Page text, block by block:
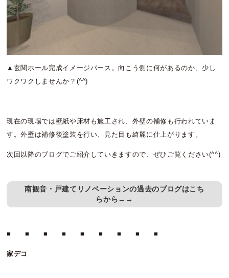
▲玄関ホール完成イメージパース。向こう側に何があるのか、少し
ワクワクしませんか？(^^)
現在の現場では壁紙や床材も施工され、外壁の補修も行われていま
す。外壁は補修後塗装を行い、見た目も綺麗に仕上がります。
次回以降のブログでご紹介していきますので、ぜひご覧ください(^^)
南観音・戸建てリノベーションの過去のブログはこち
らから→→
■ ■ ■ ■ ■ ■ ■ ■ ■
家デコ